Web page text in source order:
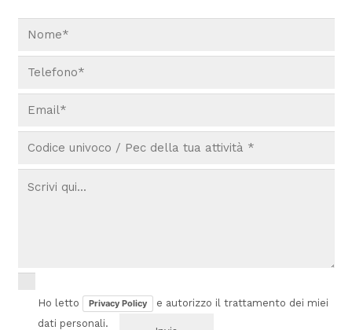
Ho letto Privacy Policy
e autorizzo il trattamento dei miei
dati personali.